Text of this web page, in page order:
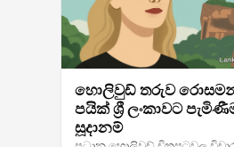
හොලිවුඩ් තරුව
පයික් ශ්‍රී ලංකාවට
සූදානම්